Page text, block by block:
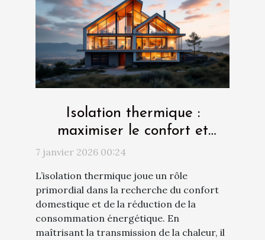
Isolation thermique :
maximiser le confort et
l'économie d'énergie
7 janvier 2026 00:24
L’isolation thermique joue un rôle
primordial dans la recherche du confort
domestique et de la réduction de la
consommation énergétique. En
maîtrisant la transmission de la chaleur, il